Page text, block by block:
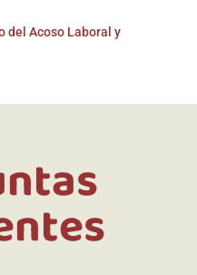
del Acoso Laboral y